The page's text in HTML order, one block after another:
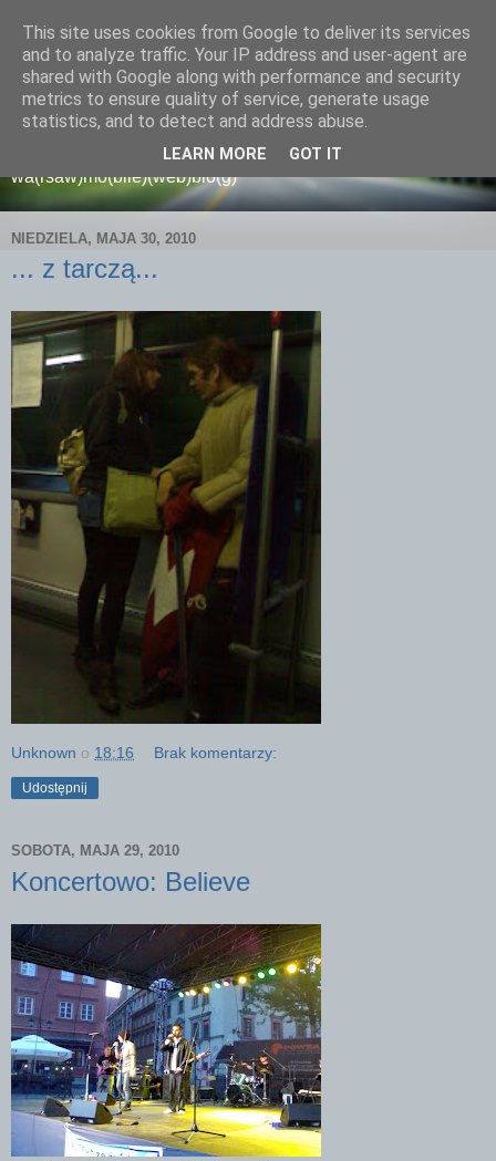
wamoblo
wa(rsaw)mo(bile)(web)blo(g)
NIEDZIELA, MAJA 30, 2010
... z tarczą...
Unknown o 18:16 Brak komentarzy:
Udostępnij
SOBOTA, MAJA 29, 2010
Koncertowo: Believe
This site uses cookies from Google to deliver its services
and to analyze traffic. Your IP address and user-agent are
shared with Google along with performance and security
metrics to ensure quality of service, generate usage
statistics, and to detect and address abuse.
LEARN MORE GOT IT